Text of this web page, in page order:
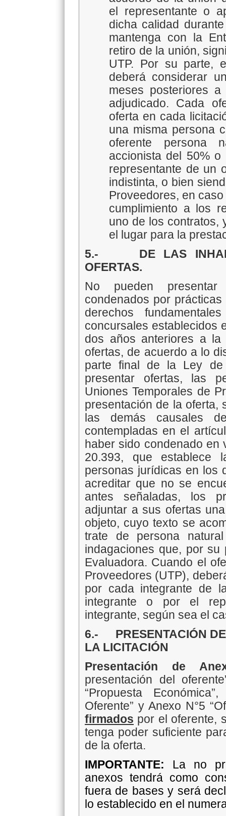
el representante o
dicha calidad
mantenga con la
retiro de la unión,
UTP. Por su parte,
deberá considerar
meses posteriores
adjudicado. Cada
oferta en cada
una misma persona
oferente persona
accionista del 50%
representante de un
indistinta, o bien
Proveedores, en
cumplimiento a los
uno de los contratos,
el lugar para la
5.- DE LAS
OFERTAS.
No pueden
condenados por
derechos
concursales establecidos
dos años anteriores a
ofertas, de acuerdo a lo
parte final de la Ley de
presentar ofertas, las
Uniones Temporales de
presentación de la oferta,
las demás causales
contempladas en el
haber sido condenado en
20.393, que establece
personas jurídicas en los
acreditar que no se
antes señaladas, los
adjuntar a sus ofertas
objeto, cuyo texto se
trate de persona
indagaciones que, por su
Evaluadora. Cuando el
Proveedores (UTP),
por cada integrante de
integrante o por el
integrante, según sea el
6.- PRESENTACIÓN DE
LA LICITACIÓN
Presentación de
presentación del
“Propuesta
Oferente” y Anexo N°5
firmados por el oferente,
tenga poder suficiente
de la oferta.
IMPORTANTE: La no
anexos tendrá como
fuera de bases y será
lo establecido en el